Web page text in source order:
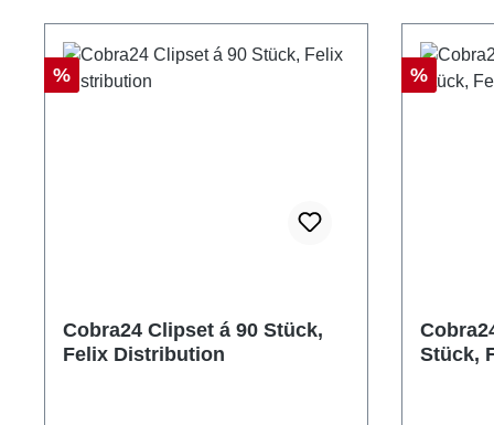
Rabatt
%
Cobra24 Clipset á 90 Stück,
Felix Distribution
Rabatt
%
Stück,